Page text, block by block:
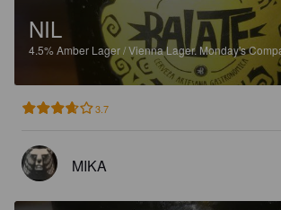
NIL
4.5%Amber Lager / Vienna Lager. Monday's
3.7
MIKA